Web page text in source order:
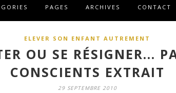
PAGES ARCHIVES CONTACT
ELEVER SON ENFANT AUTREMENT
OU SE RÉSIGNER...
CONSCIENTS EXTRAIT
29 SEPTEMBRE 2010